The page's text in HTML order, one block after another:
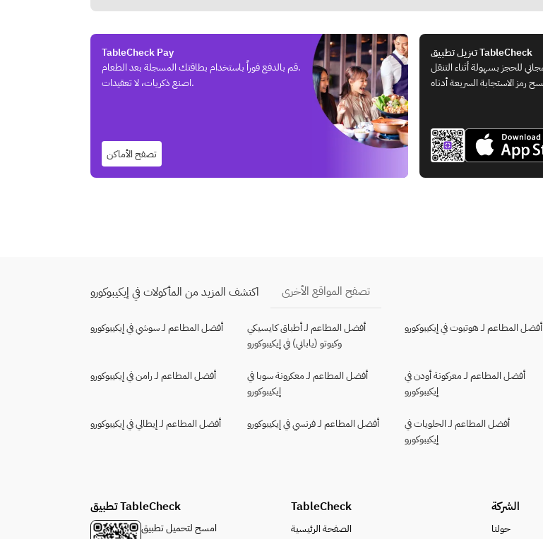
TableCheck Pay
قم بالدفع فوراً باستخدام بطاقتك المسجلة بعد الطعام.
اصنع ذكريات، لا تعقيدات.
تصفح الأماكن
تنزيل تطبيق TableCheck
اكتشف المزيد من المأكولات في إيكيبوكورو تصفح المواقع الأخرى
أفضل المطاعم لـ سوشي في إيكيبوكورو
أفضل المطاعم لـ أطباق كايسيكي
وكيوتو (ياباني) في إيكيبوكورو
أفضل المطاعم لـ هوتبوت في إيكيبوكورو
أفضل المطاعم لـ رامن في إيكيبوكورو
أفضل المطاعم لـ معكرونة سوبا في
إيكيبوكورو
أفضل المطاعم لـ معركونة أودن في
إيكيبوكورو
أفضل المطاعم لـ إيطالي في إيكيبوكورو أفضل المطاعم لـ فرنسي في إيكيبوكورو
أفضل المطاعم لـ الحلويات في
إيكيبوكورو
تطبيق TableCheck
امسح لتحميل تطبيق
TableCheck
الصفحة الرئيسية
الشركة
حولنا